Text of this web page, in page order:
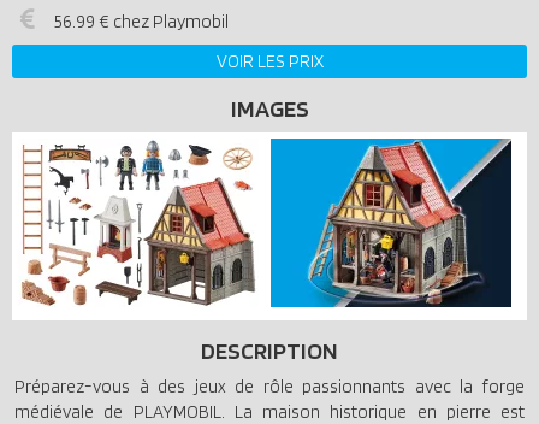
56.99 € chez Playmobil
VOIR LES PRIX
IMAGES
DESCRIPTION
Préparez-vous à des jeux de rôle passionnants avec la forge
médiévale de PLAYMOBIL. La maison historique en pierre est